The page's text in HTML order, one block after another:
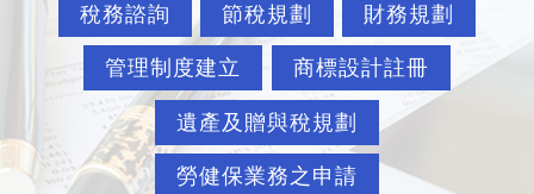
稅務諮詢 節稅規劃 財務規劃
管理制度建立 商標設計註冊
遺產及贈與稅規劃
勞健保業務之申請